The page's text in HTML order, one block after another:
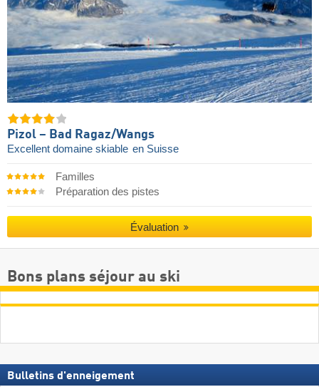
Pizol – Bad Ragaz/​Wangs
Excellent domaine skiable en Suisse
Familles
Préparation des pistes
Évaluation
Bons plans séjour au ski
Bulletins d'enneigement